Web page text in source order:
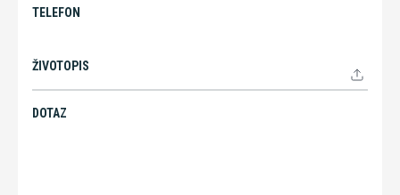
TELEFON
ŽIVOTOPIS
DOTAZ